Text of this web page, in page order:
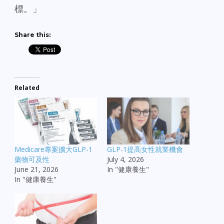
標。」
Share this:
Related
Medicare專案擴大GLP-1
藥物可及性
June 21, 2026
In "健康養生"
GLP-1提高女性就業機會
July 4, 2026
In "健康養生"